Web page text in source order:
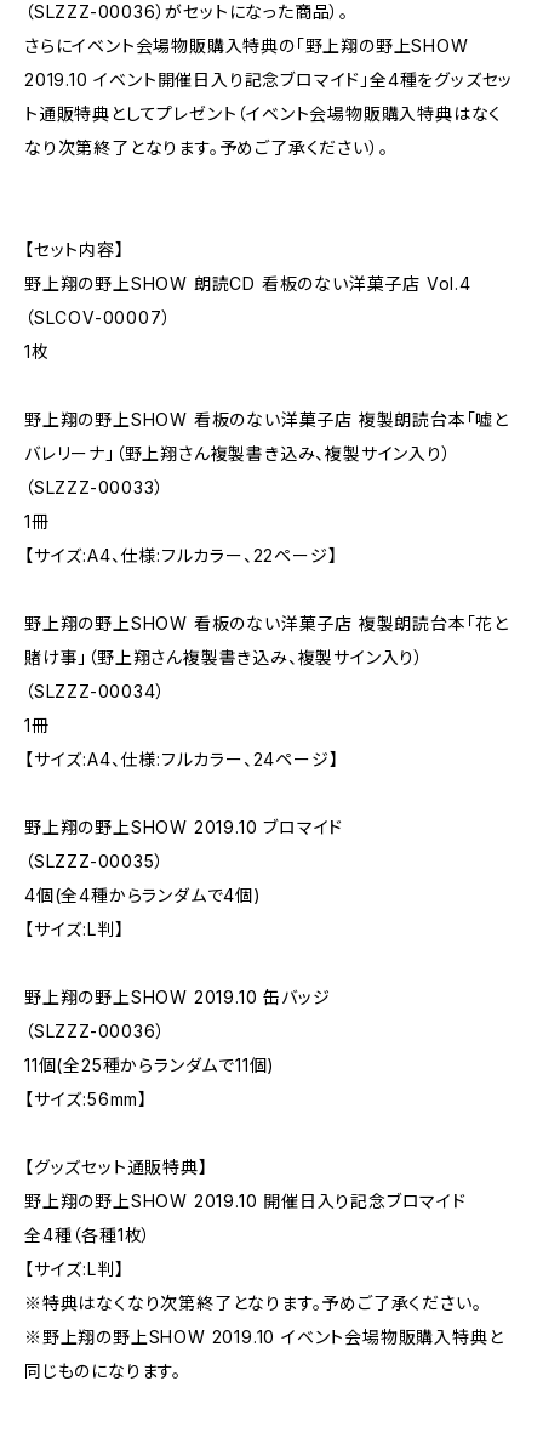
（SLZZZ-00036）がセットになった商品）。
さらにイベント会場物販購入特典の「野上翔の野上SHOW
2019.10 イベント開催日入り記念ブロマイド」全4種をグッズセッ
ト通販特典としてプレゼント（イベント会場物販購入特典はなく
なり次第終了となります。予めご了承ください）。
【セット内容】
野上翔の野上SHOW 朗読CD 看板のない洋菓子店 Vol.4
（SLCOV-00007）
1枚
野上翔の野上SHOW 看板のない洋菓子店 複製朗読台本「嘘と
バレリーナ」（野上翔さん複製書き込み、複製サイン入り）
（SLZZZ-00033）
1冊
【サイズ:A4、仕様:フルカラー、22ページ】
野上翔の野上SHOW 看板のない洋菓子店 複製朗読台本「花と
賭け事」（野上翔さん複製書き込み、複製サイン入り）
（SLZZZ-00034）
1冊
【サイズ:A4、仕様:フルカラー、24ページ】
野上翔の野上SHOW 2019.10 ブロマイド
（SLZZZ-00035）
4個(全4種からランダムで4個)
【サイズ:L判】
野上翔の野上SHOW 2019.10 缶バッジ
（SLZZZ-00036）
11個(全25種からランダムで11個)
【サイズ:56mm】
【グッズセット通販特典】
野上翔の野上SHOW 2019.10 開催日入り記念ブロマイド
全4種（各種1枚）
【サイズ:L判】
※特典はなくなり次第終了となります。予めご了承ください。
※野上翔の野上SHOW 2019.10 イベント会場物販購入特典と
同じものになります。